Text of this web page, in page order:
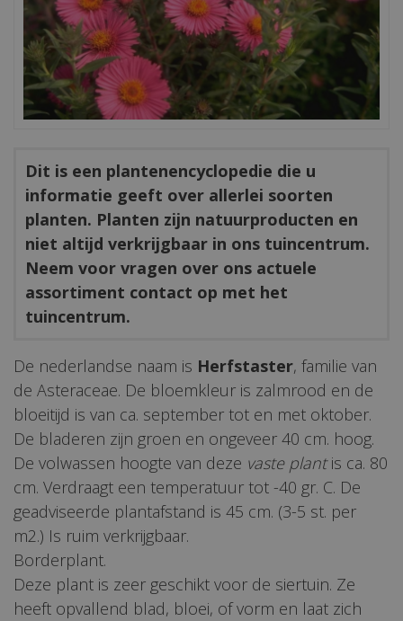
Dit is een plantenencyclopedie die u
informatie geeft over allerlei soorten
planten. Planten zijn natuurproducten en
niet altijd verkrijgbaar in ons tuincentrum.
Neem voor vragen over ons actuele
assortiment contact op met het
tuincentrum.
De nederlandse naam is Herfstaster, familie van
de Asteraceae. De bloemkleur is zalmrood en de
bloeitijd is van ca. september tot en met oktober.
De bladeren zijn groen en ongeveer 40 cm. hoog.
De volwassen hoogte van deze vaste plantis ca. 80
cm. Verdraagt een temperatuur tot -40 gr. C. De
geadviseerde plantafstand is 45 cm. (3-5 st. per
m2.) Is ruim verkrijgbaar.
Borderplant.
Deze plant is zeer geschikt voor de siertuin. Ze
heeft opvallend blad, bloei, of vorm en laat zich